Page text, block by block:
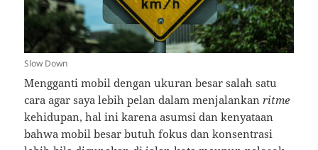
Slow Down
Mengganti mobil dengan ukuran besar salah satu
cara agar saya lebih pelan dalam menjalankanritme
kehidupan, hal ini karena asumsi dan kenyataan
bahwa mobil besar butuh fokus dan konsentrasi